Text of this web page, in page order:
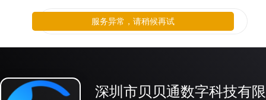
深圳市贝贝通数字科技有
服务异常，请稍候再试